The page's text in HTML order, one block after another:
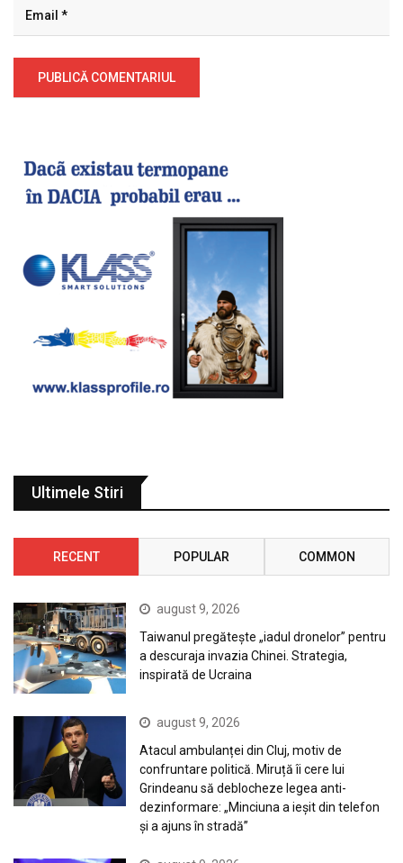
Ultimele Stiri
RECENT POPULAR COMMON
august 9, 2026
Taiwanul pregătește „iadul dronelor” pentru
a descuraja invazia Chinei. Strategia,
inspirată de Ucraina
august 9, 2026
Atacul ambulanței din Cluj, motiv de
confruntare politică. Miruță îi cere lui
Grindeanu să deblocheze legea anti-
dezinformare: „Minciuna a ieșit din telefon
și a ajuns în stradă”